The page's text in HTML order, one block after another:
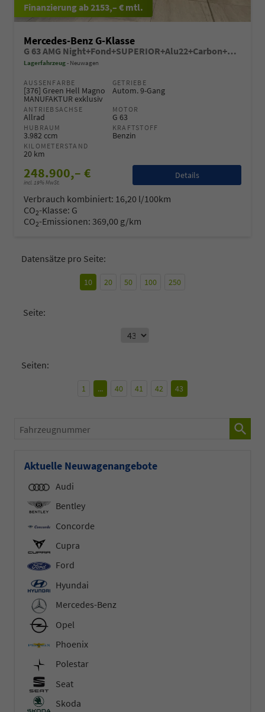
ab 2153,– € mtl.
Mercedes-Benz G-Klasse
G 63 AMG Night+Fond+SUPERIOR+Alu22+Carbon+Standheiz+Performance+AHK+VOLL
Lagerfahrzeug Neuwagen
AUSSENFARBE
[376] Green Hell Magno
MANUFAKTUR exklusiv
GETRIEBE
Autom. 9-Gang
ANTRIEBSACHSE
Allrad
MOTOR
G 63
HUBRAUM
3.982 ccm
KRAFTSTOFF
Benzin
KILOMETERSTAND
20 km
248.900,– €
incl. 19% MwSt.
Details
Verbrauch kombiniert: 16,20 l/100km
CO2-Klasse: G
CO2-Emissionen: 369,00 g/km
Datensätze pro Seite:
10 20 50 100 250
Seite:
Seiten:
1 ... 40 41 42 43
Fahrzeugnummer
Aktuelle Neuwagenangebote
Audi
Bentley
Concorde
Cupra
Ford
Hyundai
Mercedes-Benz
Opel
Phoenix
Polestar
Seat
Skoda